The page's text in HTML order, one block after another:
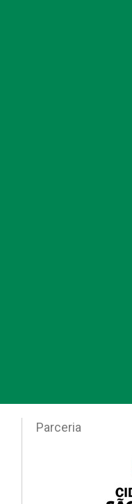
Parceria